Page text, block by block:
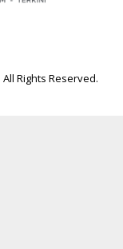
Rights Reserved.